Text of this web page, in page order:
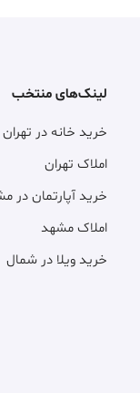
لینک‌های منتخب
خرید خانه در تهران
املاک تهران
خرید آپارتمان در
املاک مشهد
خرید ویلا در شمال